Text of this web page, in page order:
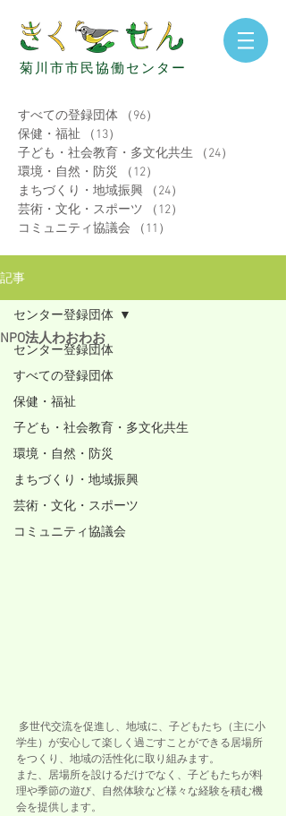
菊川 市市 民協働 セ ン タ ー
すべての登録団体 （96）
保健・福祉
（13）
子ども・社会教育・多文化共生
（24）
環境・自然・防災
（12）
まちづくり・地域振興
（24）
芸術・文化・スポーツ
（12）
コミュニティ協議会
（11）
記事
センター登録団体
すべての登録団体
保健・福祉
子ども・社会教育・多文化共生
環境・自然・防災
まちづくり・地域振興
芸術・文化・スポーツ
コミュニティ協議会
センター登録団体
NPO法人わおわお
学生）が安心して楽しく過ごすことができる居場所
をつくり、地域の活性化に取り組みます。
また、居場所を設けるだけでなく、子どもたちが料
理や季節の遊び、自然体験など様々な経験を積む機
会を提供します。